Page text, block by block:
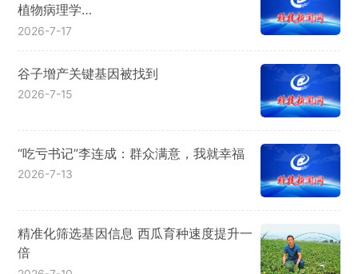
植物病理学…
2026-7-17
谷子增产关键基因被找到
2026-7-15
“吃亏书记”李连成：群众满意，我就幸福
2026-7-13
精准化筛选基因信息 西瓜育种速度提升一
倍